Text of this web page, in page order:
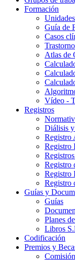
Formación
Guía de
Casos
Atlas de
Vídeo -
Registros
Diálisis
Registro
Registro
Registro
Registro
Registro
Guías y
Guías
Planes
Libros
Codificación
Premios y